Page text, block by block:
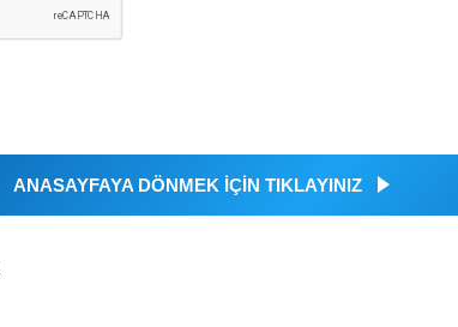
ANASAYFAYA DÖNMEK İÇİN TIKLAYINIZ